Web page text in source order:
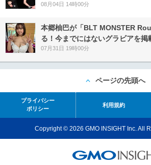
08月04日 14時00分
本郷柚巴が「BLT MONSTER
る！今までにはないグラビアを掲
07月31日 19時00分
ページの先頭へ
プライバシー
ポリシー
利用規約
Copyright © 2026 GMO INSIGHT Inc. All